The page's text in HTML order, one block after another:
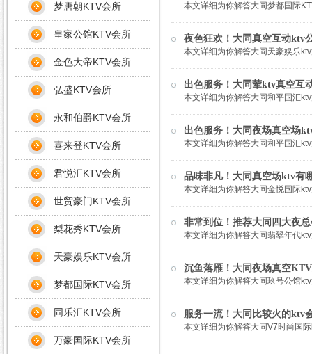
本文详细为你解答大同梦都国际
夜色狂欢！大同真空互动ktv
本文详细为你解答大同天豪娱乐
出色服务！大同荤ktv真空互
本文详细为你解答大同和平国汇
出色服务！大同夜场真空场
本文详细为你解答大同和平国汇
品味非凡！大同真空场ktv有
本文详细为你解答大同金悦国际
非常到位！推荐大同四大夜
本文详细为你解答大同翡翠年代
沉鱼落雁！大同夜场真空
本文详细为你解答大同玖号公馆
服务一流！大同比较火的ktv
本文详细为你解答大同V7时尚国
梦唐朝KTV会所
皇家公馆KTV会所
金色大帝KTV会所
弘盛KTV会所
永和伯爵KTV会所
喜来登KTV会所
君悦汇KTV会所
世贸豪门KTV会所
梨花秀KTV会所
天豪娱乐KTV会所
梦都国际KTV会所
同乐汇KTV会所
万豪国际KTV会所